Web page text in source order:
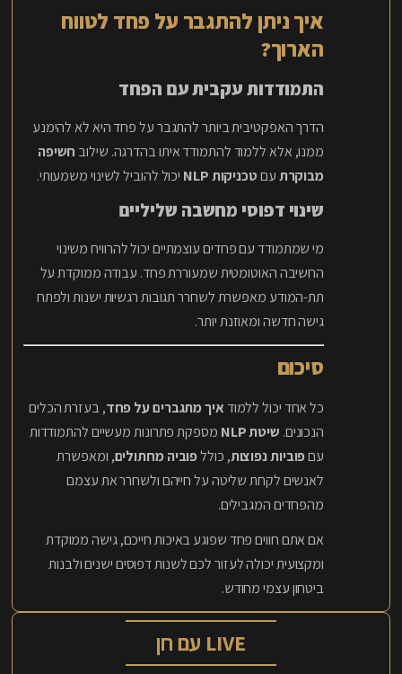
איך ניתן להתגבר על פחד לטווח
הארוך?
התמודדות עקבית עם הפחד
הדרך האפקטיבית ביותר להתגבר על פחד היא לא להימנע
ממנו, אלא ללמוד להתמודד איתו בהדרגה. שילוב חשיפה
מבוקרתעםטכניקות NLP יכול להוביל לשינוי משמעותי.
שינוי דפוסי מחשבה שליליים
מי שמתמודד עם פחדים עוצמתיים יכול להרוויח משינוי
החשיבה האוטומטית שמעוררת פחד. עבודה ממוקדת על
תת-המודע מאפשרת לשחרר תגובות רגשיות ישנות ולפתח
גישה חדשה ומאוזנת יותר.
סיכום
כל אחד יכול ללמודאיך מתגברים על פחד, בעזרת הכלים
הנכונים. שיטת NLP
מספקת פתרונות מעשיים להתמודדות
עםפוביות נפוצות, כוללפוביה מחתולים, ומאפשרת
לאנשים לקחת שליטה על חייהם ולשחרר את עצמם
מהפחדים המגבילים.
אם אתם חווים פחד שפוגע באיכות חייכם, גישה ממוקדת
ומקצועית יכולה לעזור לכם לשנות דפוסים ישנים ולבנות
ביטחון עצמי מחודש.
LIVE עם חן